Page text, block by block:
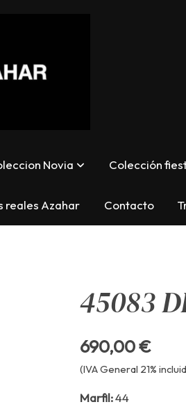
Novia Colección
reales Azahar Contacto
45083
690,00 €
(IVA General 21%
Marfil:44